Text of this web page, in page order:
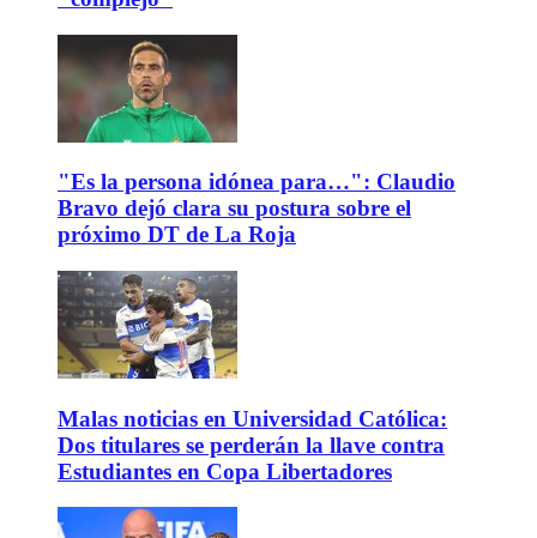
"Es la persona idónea para…": Claudio
Bravo dejó clara su postura sobre el
próximo DT de La Roja
Malas noticias en Universidad Católica:
Dos titulares se perderán la llave contra
Estudiantes en Copa Libertadores